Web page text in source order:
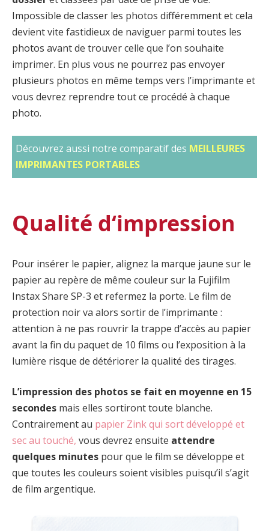
Impossible de classer les photos différemment et cela
devient vite fastidieux de naviguer parmi toutes les
photos avant de trouver celle que l’on souhaite
imprimer. En plus vous ne pourrez pas envoyer
plusieurs photos en même temps vers l’imprimante et
vous devrez reprendre tout ce procédé à chaque
photo.
Découvrez aussi notre comparatif des MEILLEURES
IMPRIMANTES PORTABLES
Qualité d‘impression
Pour insérer le papier, alignez la marque jaune sur le
papier au repère de même couleur sur la Fujifilm
Instax Share SP-3 et refermez la porte. Le film de
protection noir va alors sortir de l’imprimante :
attention à ne pas rouvrir la trappe d’accès au papier
avant la fin du paquet de 10 films ou l’exposition à la
lumière risque de détériorer la qualité des tirages.
L’impression des photos se fait en moyenne en 15
secondes mais elles sortiront toute blanche.
Contrairement au papier Zink qui sort développé et
sec au touché, vous devrez ensuite attendre
quelques minutes pour que le film se développe et
que toutes les couleurs soient visibles puisqu’il s’agit
de film argentique.